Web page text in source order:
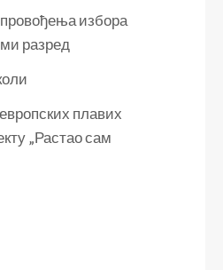
избора
разред
плавих
„Растао сам